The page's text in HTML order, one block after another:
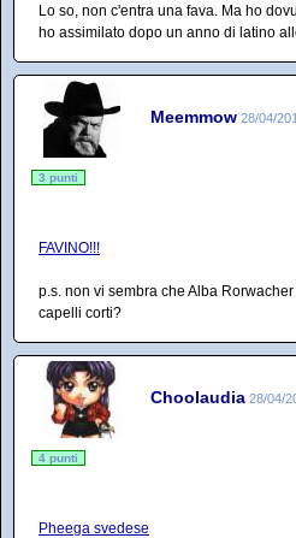
Lo so, non c'entra una fava. Ma ho
ho assimilato dopo un anno di latino
Meemmow 28/04/
3 punti
FAVINO!!!
p.s. non vi sembra che Alba
capelli corti?
Choolaudia 28/04/
4 punti
Pheega svedese